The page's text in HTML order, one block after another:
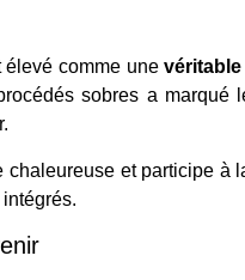
élevé comme une
sobres a marqué
et participe à